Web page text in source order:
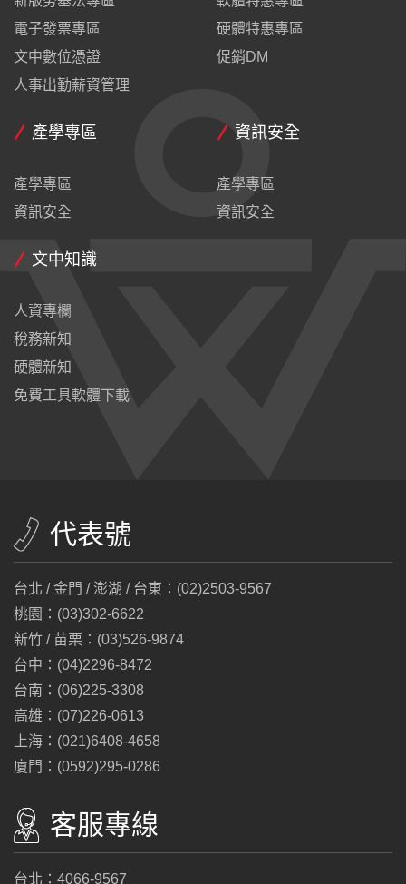
電子發票專區
文中數位憑證
人事出勤薪資管理
硬體特惠專區
促銷DM
產學專區
產學專區
資訊安全
資訊安全
產學專區
資訊安全
文中知識
人資專欄
稅務新知
硬體新知
免費工具軟體下載
代表號
台北 / 金門 / 澎湖 / 台東：(02)2503-9567
桃園：(03)302-6622
新竹 / 苗栗：(03)526-9874
台中：(04)2296-8472
台南：(06)225-3308
高雄：(07)226-0613
上海：(021)6408-4658
廈門：(0592)295-0286
客服專線
台北：4066-9567